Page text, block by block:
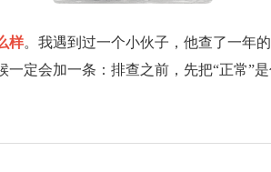
样。我遇到过一个小伙子，他查了一年
定会加一条：排查之前，先把“正常”